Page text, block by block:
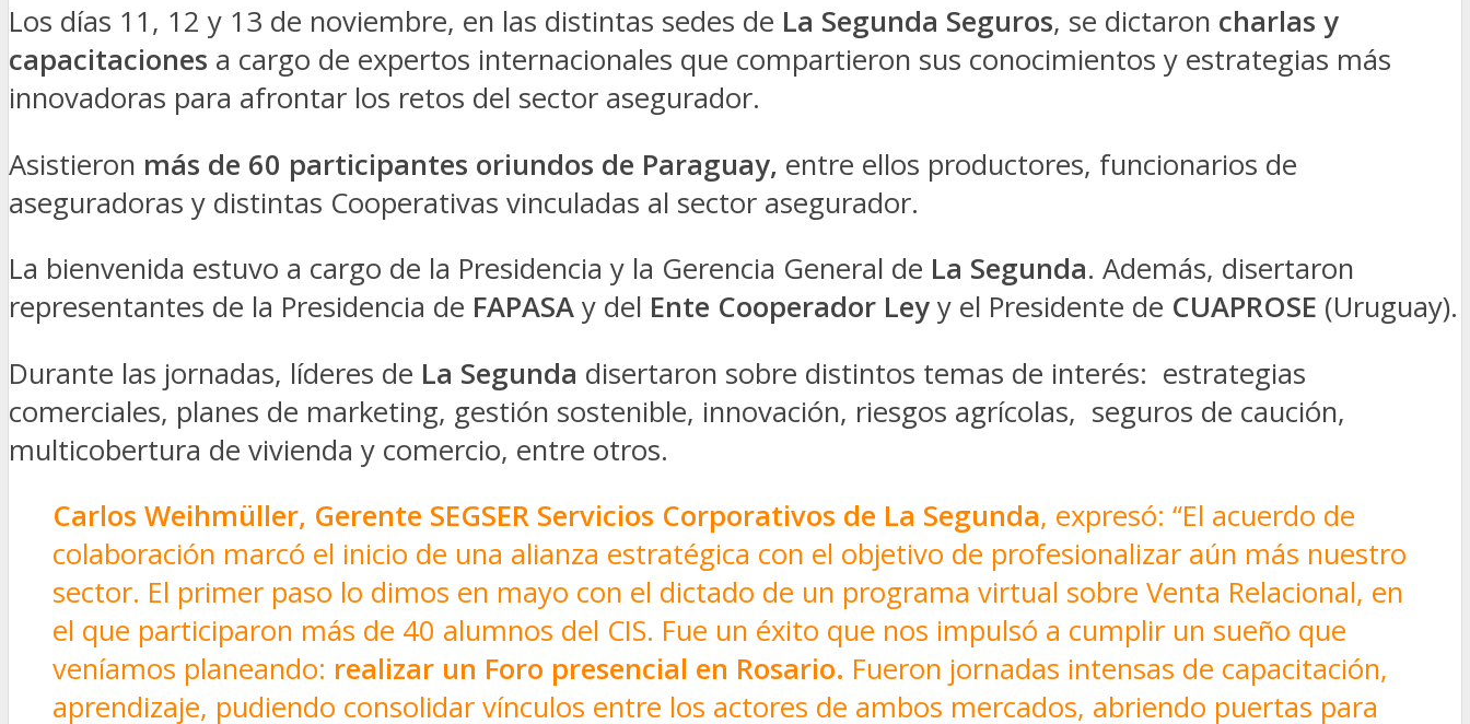
Los días 11, 12 y 13 de noviembre, en las distintas sedes de La Segunda Seguros, se dictaron charlas y
capacitaciones a cargo de expertos internacionales que compartieron sus conocimientos y estrategias más
innovadoras para afrontar los retos del sector asegurador.
Asistieron más de 60 participantes oriundos de Paraguay, entre ellos productores, funcionarios de
aseguradoras y distintas Cooperativas vinculadas al sector asegurador.
La bienvenida estuvo a cargo de la Presidencia y la Gerencia General de La Segunda. Además, disertaron
representantes de la Presidencia de FAPASA y del Ente Cooperador Ley y el Presidente de CUAPROSE (Uruguay).
Durante las jornadas, líderes de La Segunda disertaron sobre distintos temas de interés: estrategias
comerciales, planes de marketing, gestión sostenible, innovación, riesgos agrícolas, seguros de caución,
multicobertura de vivienda y comercio, entre otros.
Carlos Weihmüller, Gerente SEGSER Servicios Corporativos de La Segunda, expresó: “El acuerdo de
colaboración marcó el inicio de una alianza estratégica con el objetivo de profesionalizar aún más nuestro
sector. El primer paso lo dimos en mayo con el dictado de un programa virtual sobre Venta Relacional, en
el que participaron más de 40 alumnos del CIS. Fue un éxito que nos impulsó a cumplir un sueño que
veníamos planeando: realizar un Foro presencial en Rosario. Fueron jornadas intensas de capacitación,
aprendizaje, pudiendo consolidar vínculos entre los actores de ambos mercados, abriendo puertas para